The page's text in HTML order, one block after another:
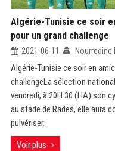
Algérie-Tunisie ce soir
pour un grand challenge
2021-06-11 Nourredine
Algérie-Tunisie ce soir en
challengeLa sélection
vendredi, à 20H 30 (HA) son
au stade de Rades, elle aura
pulvériser.
Voir plus